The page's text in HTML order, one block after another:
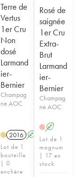
Terre de
Vertus
1er Cru
Non
dosé
Larmand
ier-
Bernier
Champag
ne AOC
H 2016 A
Lot de 1
bouteille
| 0
enchère
Rosé de
saignée
1er Cru
Extra-
Brut
Larmand
ier-
Bernier
Champag
ne AOC
H A
Lot de 1
magnum
| 17 en
stock